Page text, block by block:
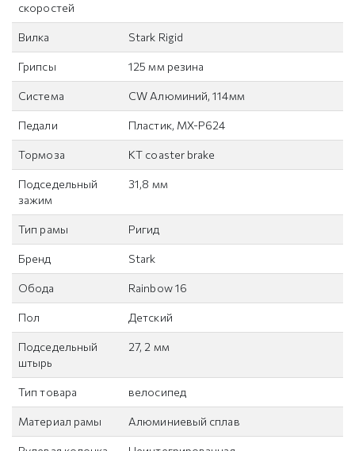
скоростей
Вилка Stark Rigid
Грипсы 125 мм резина
Система CW Алюминий, 114мм
Педали Пластик, MX-P624
Тормоза KT coaster brake
Подседельный
зажим
31,8 мм
Тип рамы Ригид
Бренд Stark
Обода Rainbow 16
Пол Детский
Подседельный
штырь
27, 2 мм
Тип товара велосипед
Материал рамы Алюминиевый сплав